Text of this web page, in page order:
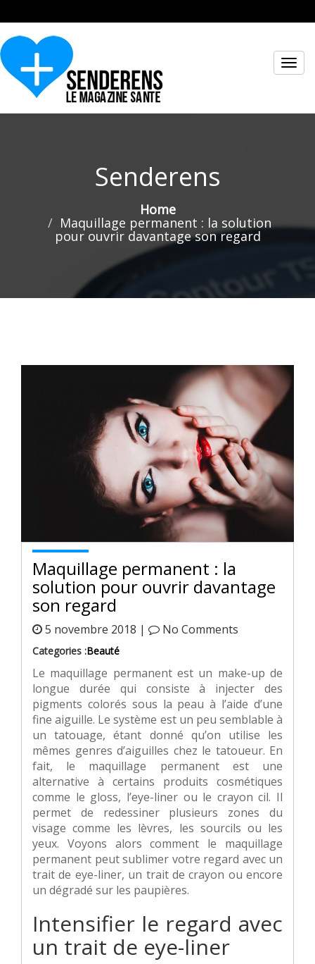
Senderens
Home
Maquillage permanent : la solution
pour ouvrir davantage son regard
Maquillage permanent : la
solution pour ouvrir davantage
son regard
5 novembre 2018 | No Comments
Categories :Beauté
Le maquillage permanent est un make-up de
longue durée qui consiste à injecter des
pigments colorés sous la peau à l’aide d’une
fine aiguille. Le système est un peu semblable à
un tatouage, étant donné qu’on utilise les
mêmes genres d’aiguilles chez le tatoueur. En
fait, le maquillage permanent est une
alternative à certains produits cosmétiques
comme le gloss, l’eye-liner ou le crayon cil. Il
permet de redessiner plusieurs zones du
visage comme les lèvres, les sourcils ou les
yeux. Voyons alors comment le maquillage
permanent peut sublimer votre regard avec un
trait de eye-liner, un trait de crayon ou encore
un dégradé sur les paupières.
Intensifier le regard avec
un trait de eye-liner